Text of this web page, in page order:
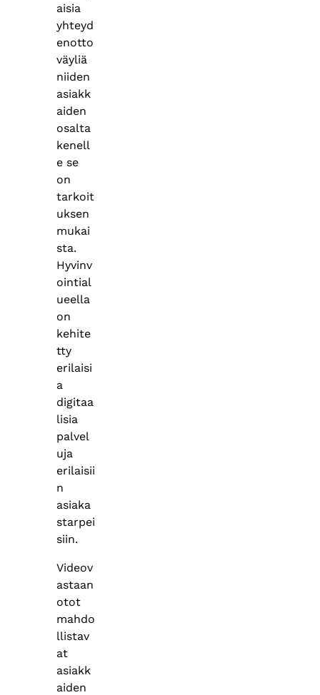
aisia
yhteyd
enotto
väyliä
niiden
asiakk
aiden
osalta
kenell
e se
on
tarkoit
uksen
mukai
sta.
Hyvinv
ointial
ueella
on
kehite
tty
erilaisi
a
digitaa
lisia
palvel
uja
erilaisii
n
asiaka
starpei
siin.
Videov
astaan
otot
mahdo
llistav
at
asiakk
aiden